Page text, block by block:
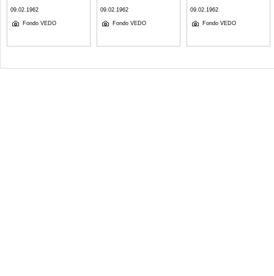
09.02.1962
Fondo VEDO
09.02.1962
Fondo VEDO
09.02.1962
Fondo VEDO